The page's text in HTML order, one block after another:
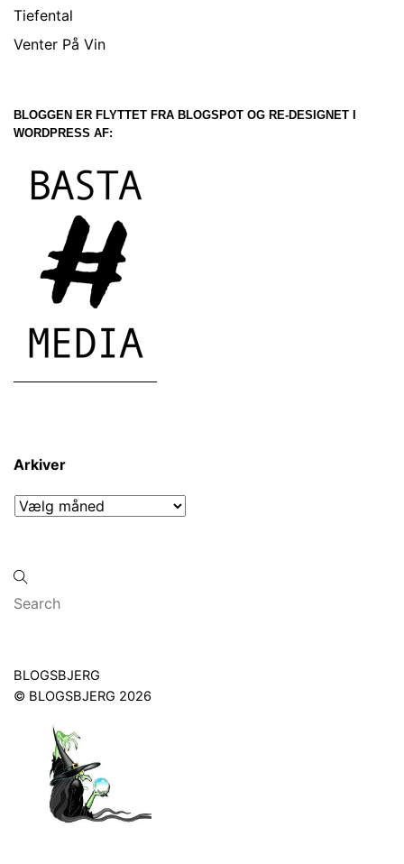
Tiefental
Venter På Vin
BLOGGEN ER FLYTTET FRA BLOGSPOT OG RE-DESIGNET I
WORDPRESS AF:
Arkiver
Arkiver
Back
To
BLOGSBJERG
© BLOGSBJERG 2026